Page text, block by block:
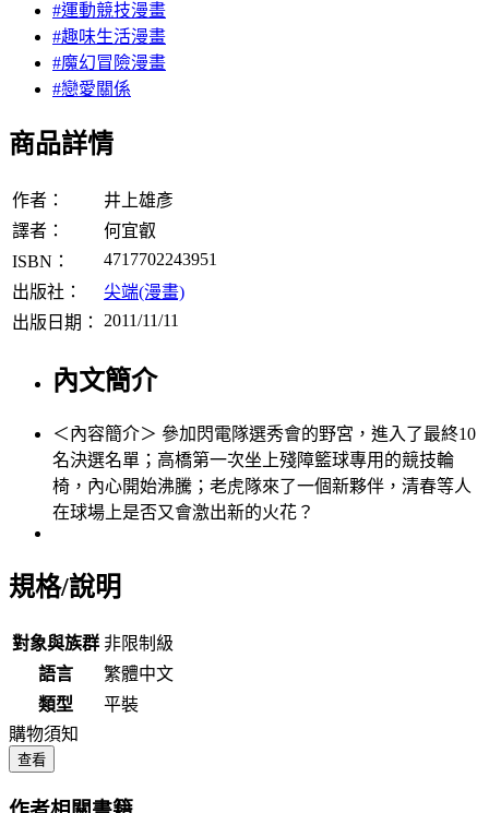
#運動競技漫畫
#趣味生活漫畫
#魔幻冒險漫畫
#戀愛關係
商品詳情
作者：
井上雄彥
譯者：
何宜叡
ISBN：
4717702243951
出版社：
尖端(漫畫)
出版日期：
2011/11/11
內文簡介
＜內容簡介＞ 參加閃電隊選秀會的野宮，進入了最終10
名決選名單；高橋第一次坐上殘障籃球專用的競技輪
椅，內心開始沸騰；老虎隊來了一個新夥伴，清春等人
在球場上是否又會激出新的火花？
規格/說明
對象與族群 非限制級
語言
繁體中文
類型
平裝
購物須知
查看